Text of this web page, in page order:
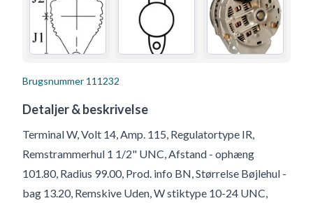
Brugsnummer 111232
Detaljer & beskrivelse
Terminal W, Volt 14, Amp. 115, Regulatortype IR,
Remstrammerhul 1 1/2" UNC, Afstand - ophæng
101.80, Radius 99.00, Prod. info BN, Størrelse Bøjlehul -
bag 13.20, Remskive Uden, W stiktype 10-24 UNC,